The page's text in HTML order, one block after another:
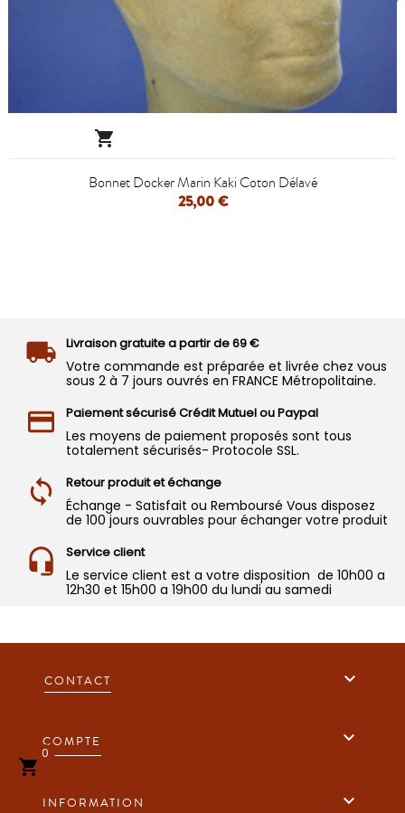

Bonnet Docker Marin Kaki Coton Délavé
25,00 €
Livraison gratuite a partir de 69 €
Votre commande est préparée et livrée chez vous
sous 2 à 7 jours ouvrés en FRANCE Métropolitaine.
Paiement sécurisé Crédit Mutuel ou Paypal
Les moyens de paiement proposés sont tous
totalement sécurisés- Protocole SSL.
Retour produit et échange
Échange - Satisfait ou Remboursé Vous disposez
de 100 jours ouvrables pour échanger votre produit
Service client
Le service client est a votre disposition de 10h00 a
12h30 et 15h00 a 19h00 du lundi au samedi
CONTACT 
COMPTE 
INFORMATION 

0